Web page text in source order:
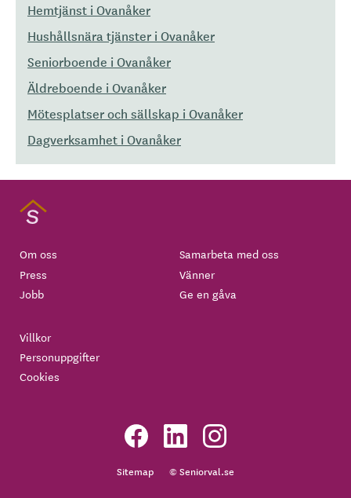
Hemtjänst i Ovanåker
Hushållsnära tjänster i Ovanåker
Seniorboende i Ovanåker
Äldreboende i Ovanåker
Mötesplatser och sällskap i Ovanåker
Dagverksamhet i Ovanåker
Om oss
Press
Jobb
Samarbeta med oss
Vänner
Ge en gåva
Villkor
Personuppgifter
Cookies
Sitemap © Seniorval.se